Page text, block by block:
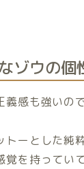
ゾウの個
感も強いの
ーとした純
を持ってい